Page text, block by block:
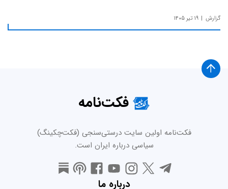
گزارش ۱۹ تیر ۱۴۰۵
فکت‌نامه
فکت‌نامه اولین سایت درستی‌سنجی (فکت‌چکینگ)
سیاسی درباره ایران است.
درباره ما